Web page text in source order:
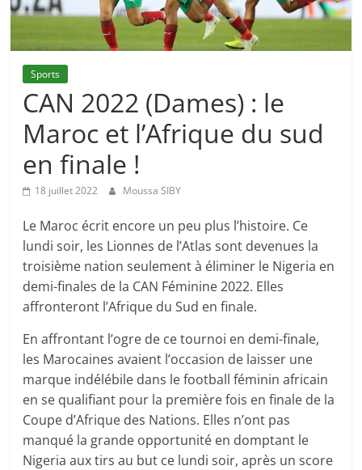
Sports
CAN 2022 (Dames) : le
Maroc et l’Afrique du sud
en finale !
18 juillet 2022 Moussa SIBY
Le Maroc écrit encore un peu plus l’histoire. Ce
lundi soir, les Lionnes de l’Atlas sont devenues la
troisième nation seulement à éliminer le Nigeria en
demi-finales de la CAN Féminine 2022. Elles
affronteront l’Afrique du Sud en finale.
En affrontant l’ogre de ce tournoi en demi-finale,
les Marocaines avaient l’occasion de laisser une
marque indélébile dans le football féminin africain
en se qualifiant pour la première fois en finale de la
Coupe d’Afrique des Nations. Elles n’ont pas
manqué la grande opportunité en domptant le
Nigeria aux tirs au but ce lundi soir, après un score